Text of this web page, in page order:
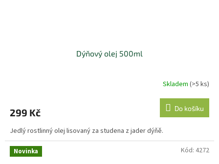
Dýňový olej 500ml
Skladem (>5 ks)
299 Kč Do košíku
Jedlý rostlinný olej lisovaný za studena z jader dýňě.
Novinka Kód: 4272